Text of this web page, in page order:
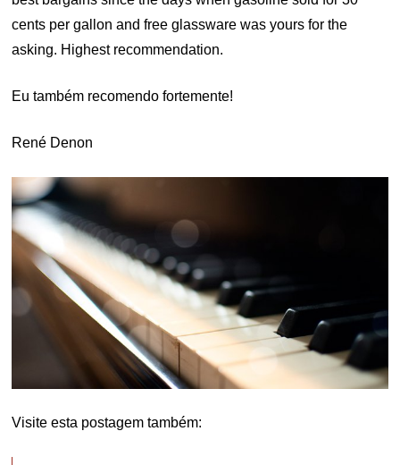
cents per gallon and free glassware was yours for the
asking. Highest recommendation.
Eu também recomendo fortemente!
René Denon
Visite esta postagem também: